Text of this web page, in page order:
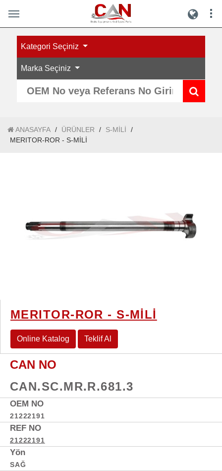
Kategori Seçiniz
Marka Seçiniz
ANASAYFA / ÜRÜNLER / S-MİLİ
/
MERITOR-ROR - S-MİLİ
MERITOR-ROR - S-MİLİ
Online Katalog Teklif Al
CAN NO
CAN.SC.MR.R.681.3
OEM NO
21222191
REF NO
21222191
Yön
SAĞ